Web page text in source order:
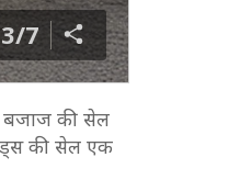
3/7
बजाज की सेल
की सेल एक